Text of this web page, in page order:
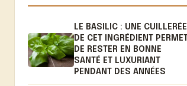
LE BASILIC : UNE CUILLERÉE
DE CET INGRÉDIENT PERMET
DE RESTER EN BONNE
SANTÉ ET LUXURIANT
PENDANT DES ANNÉES